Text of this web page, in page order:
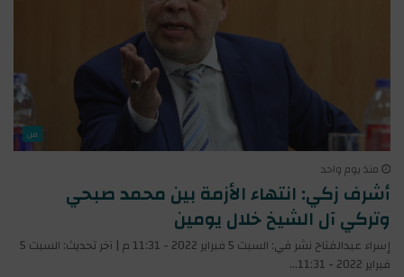
فن
منذ يوم واحد
أشرف زكي: انتهاء الأزمة بين محمد صبحي
وتركي آل الشيخ خلال يومين
إسراء عبدالفتاح نشر في: السبت 5 فبراير 2022 - 11:31 م | آخر تحديث: السبت 5
فبراير 2022 - 11:31…